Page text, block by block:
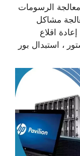
الرسومات
مشاكل
اقلاع
، استبدال بور